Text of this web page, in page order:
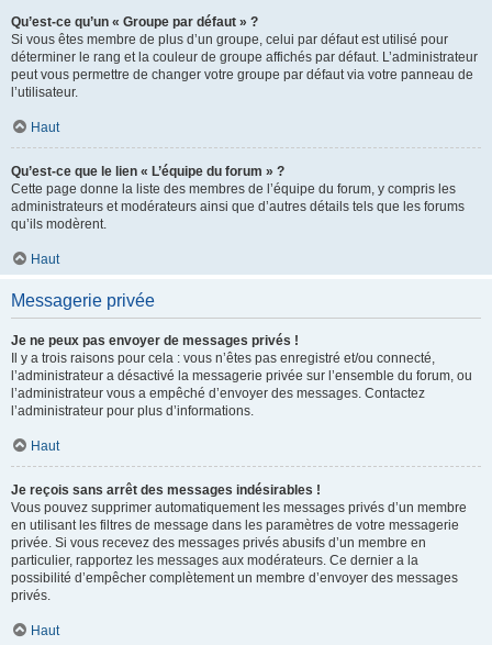
Qu’est-ce qu’un « Groupe par défaut » ?
Si vous êtes membre de plus d’un groupe, celui par défaut est utilisé pour
déterminer le rang et la couleur de groupe affichés par défaut. L’administrateur
peut vous permettre de changer votre groupe par défaut via votre panneau de
l’utilisateur.
Haut
Qu’est-ce que le lien « L’équipe du forum » ?
Cette page donne la liste des membres de l’équipe du forum, y compris les
administrateurs et modérateurs ainsi que d’autres détails tels que les forums
qu’ils modèrent.
Haut
Messagerie privée
Je ne peux pas envoyer de messages privés !
Il y a trois raisons pour cela : vous n’êtes pas enregistré et/ou connecté,
l’administrateur a désactivé la messagerie privée sur l’ensemble du forum, ou
l’administrateur vous a empêché d’envoyer des messages. Contactez
l’administrateur pour plus d’informations.
Haut
Je reçois sans arrêt des messages indésirables !
Vous pouvez supprimer automatiquement les messages privés d’un membre
en utilisant les filtres de message dans les paramètres de votre messagerie
privée. Si vous recevez des messages privés abusifs d’un membre en
particulier, rapportez les messages aux modérateurs. Ce dernier a la
possibilité d’empêcher complètement un membre d’envoyer des messages
privés.
Haut